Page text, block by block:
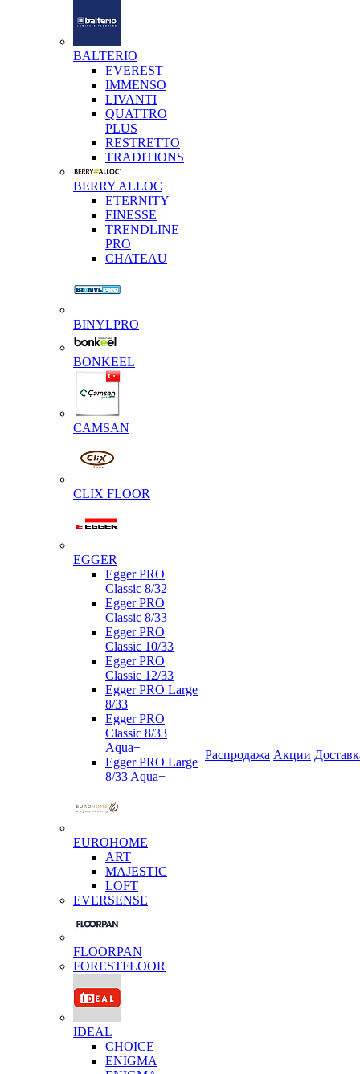
BALTERIO
EVEREST
IMMENSO
LIVANTI
QUATTRO
PLUS
RESTRETTO
TRADITIONS
BERRY ALLOC
ETERNITY
FINESSE
TRENDLINE
PRO
CHATEAU
BINYLPRO
BONKEEL
CAMSAN
CLIX FLOOR
EGGER
Egger PRO
Classic 8/32
Egger PRO
Classic 8/33
Egger PRO
Classic 10/33
Egger PRO
Classic 12/33
Egger PRO Large
8/33
Egger PRO
Classic 8/33
Aqua+
Egger PRO Large
8/33 Aqua+
EUROHOME
ART
MAJESTIC
LOFT
EVERSENSE
FLOORPAN
FORESTFLOOR
IDEAL
CHOICE
ENIGMA
Распродажа Акции